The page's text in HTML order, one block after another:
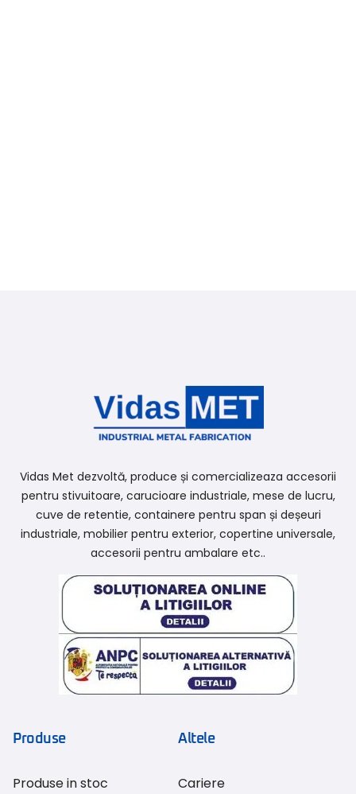
Vidas Met dezvoltă, produce și comercializeaza accesorii
pentru stivuitoare, carucioare industriale, mese de lucru,
cuve de retentie, containere pentru span și deșeuri
industriale, mobilier pentru exterior, copertine universale,
accesorii pentru ambalare etc..
Produse
Produse in stoc
Altele
Cariere